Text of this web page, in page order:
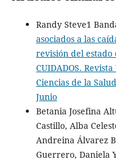
Randy Steve1
asociados a las
revisión del estado
CUIDADOS.
Ciencias de la
Junio
Betania Josefina
Castillo, Alba
Andreina Álvarez
Guerrero, Daniela